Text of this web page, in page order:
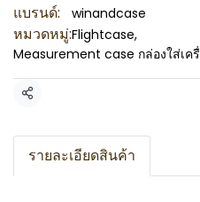
แบรนด์:
winandcase
หมวดหมู่:Flightcase,
Measurement case กล่องใส่เครื่
แชร์
รายละเอียดสินค้า